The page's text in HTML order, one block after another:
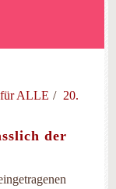
für ALLE
20.
der